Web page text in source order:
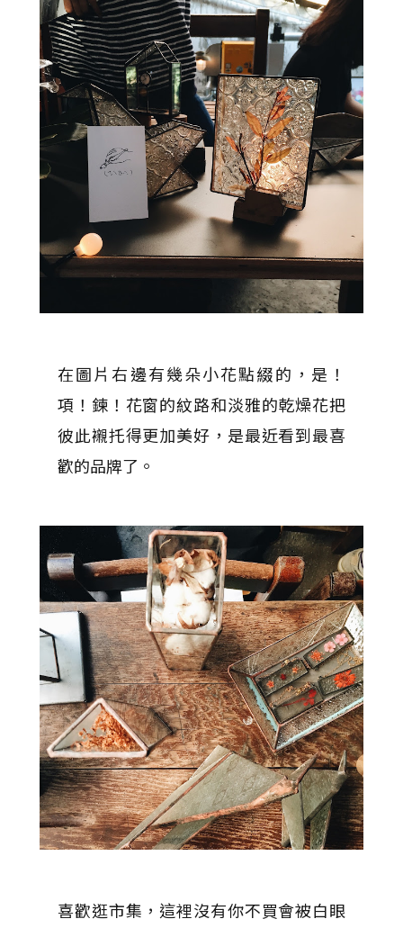
在圖片右邊有幾朵小花點綴的，是！
項！鍊！花窗的紋路和淡雅的乾燥花把
彼此襯托得更加美好，是最近看到最喜
歡的品牌了。
喜歡逛市集，這裡沒有你不買會被白眼